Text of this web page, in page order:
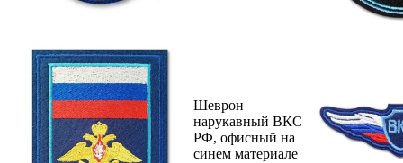
Шеврон
нарукавный ВКС
РФ, офисный на
синем материале